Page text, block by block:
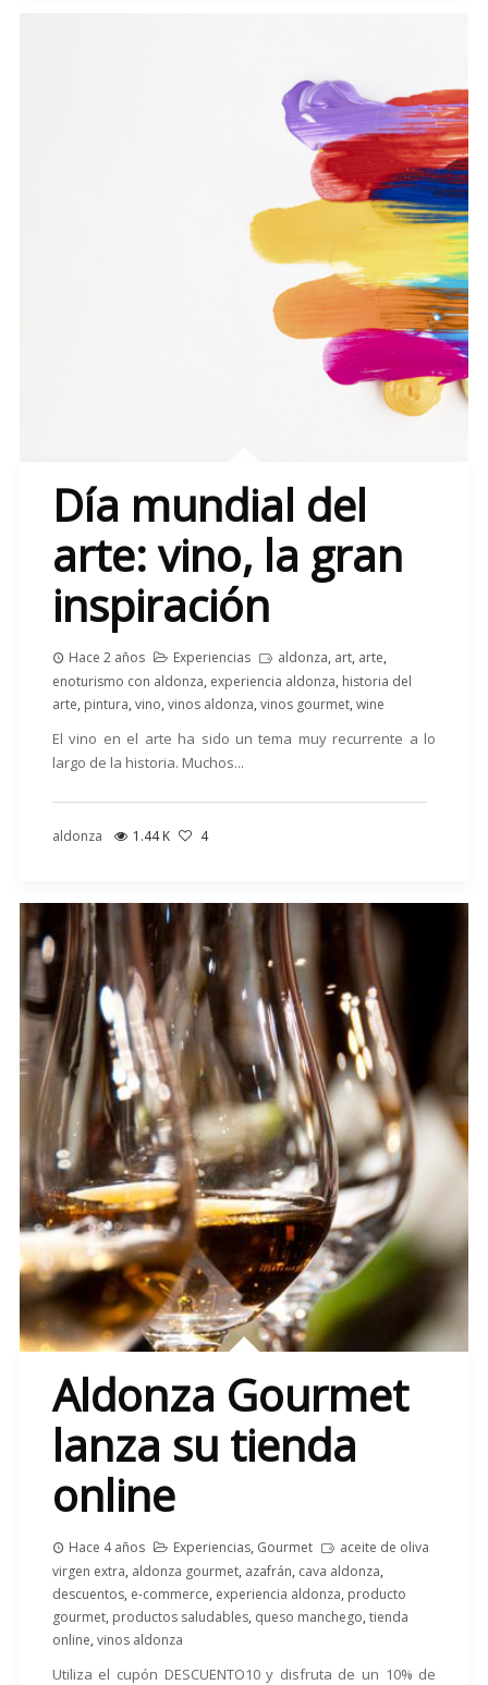
Día mundial del
arte: vino, la gran
inspiración
Hace 2 años Experiencias aldonza, art, arte,
enoturismo con aldonza, experiencia aldonza, historia del
arte, pintura, vino, vinos aldonza, vinos gourmet, wine
El vino en el arte ha sido un tema muy recurrente a lo
largo de la historia. Muchos...
aldonza 1.44 K 4
Aldonza Gourmet
lanza su tienda
online
Hace 4 años Experiencias, Gourmet
aceite de oliva
virgen extra, aldonza gourmet, azafrán, cava aldonza,
descuentos, e-commerce, experiencia aldonza, producto
gourmet, productos saludables, queso manchego, tienda
online, vinos aldonza
Utiliza el cupón DESCUENTO10 y disfruta de un 10% de